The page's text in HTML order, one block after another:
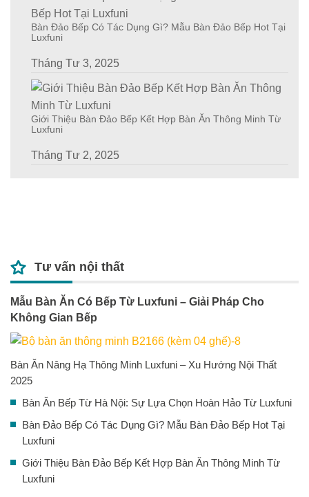
Bàn Đảo Bếp Có Tác Dụng Gì? Mẫu Bàn Đảo Bếp Hot Tại
Luxfuni
Tháng Tư 3, 2025
Giới Thiệu Bàn Đảo Bếp Kết Hợp Bàn Ăn Thông Minh Từ
Luxfuni
Tháng Tư 2, 2025
Tư vấn nội thất
Mẫu Bàn Ăn Có Bếp Từ Luxfuni – Giải Pháp Cho
Không Gian Bếp
Bàn Ăn Nâng Hạ Thông Minh Luxfuni – Xu Hướng Nội Thất
2025
Bàn Ăn Bếp Từ Hà Nội: Sự Lựa Chọn Hoàn Hảo Từ Luxfuni
Bàn Đảo Bếp Có Tác Dụng Gì? Mẫu Bàn Đảo Bếp Hot Tại
Luxfuni
Giới Thiệu Bàn Đảo Bếp Kết Hợp Bàn Ăn Thông Minh Từ
Luxfuni